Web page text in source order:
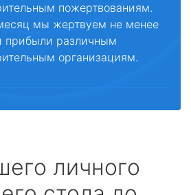
пожертвованиям.
мы жертвуем не менее
прибыли различным
организациям.
личного